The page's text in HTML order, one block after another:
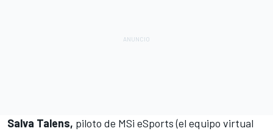
Salva Talens, piloto de MSi eSports (el equipo virtual